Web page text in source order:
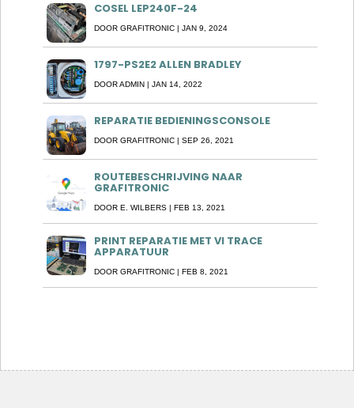
COSEL LEP240F-24
DOOR GRAFITRONIC| JAN 9, 2024
1797-PS2E2 ALLEN BRADLEY
DOORADMIN| JAN 14, 2022
REPARATIE BEDIENINGSCONSOLE
DOOR GRAFITRONIC| SEP 26, 2021
ROUTEBESCHRIJVING NAAR
GRAFITRONIC
DOOR E. WILBERS| FEB 13, 2021
PRINT REPARATIE MET VI TRACE
APPARATUUR
DOOR GRAFITRONIC| FEB 8, 2021